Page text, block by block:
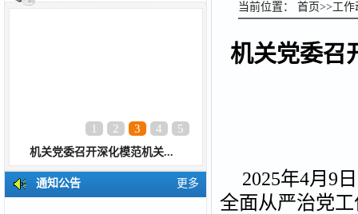
1 2 3 4 5
机关党委召开深化模范机关...
通知公告
更多
当前位置： 首页>>工作
机关党委召
2025年4月9
全面从严治党